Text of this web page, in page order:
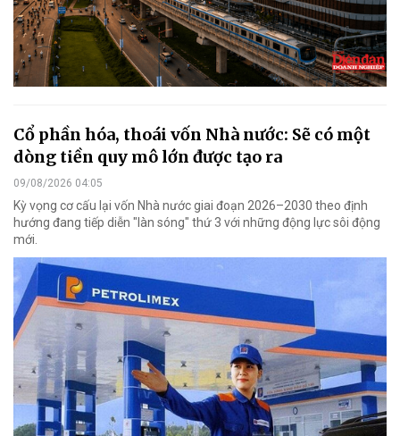
Cổ phần hóa, thoái vốn Nhà nước: Sẽ có một
dòng tiền quy mô lớn được tạo ra
09/08/2026 04:05
Kỳ vọng cơ cấu lại vốn Nhà nước giai đoạn 2026–2030 theo định
hướng đang tiếp diễn "làn sóng" thứ 3 với những động lực sôi động
mới.